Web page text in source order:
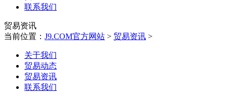
联系我们
贸易资讯
当前位置： J9.COM官方网站 > 贸易资讯 >
关于我们
贸易动态
贸易资讯
联系我们